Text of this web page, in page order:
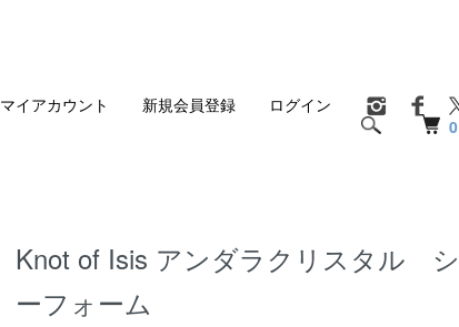
0
マイアカウント 新規会員登録 ログイン
Knot of Isis アンダラクリスタル シ
ーフォーム